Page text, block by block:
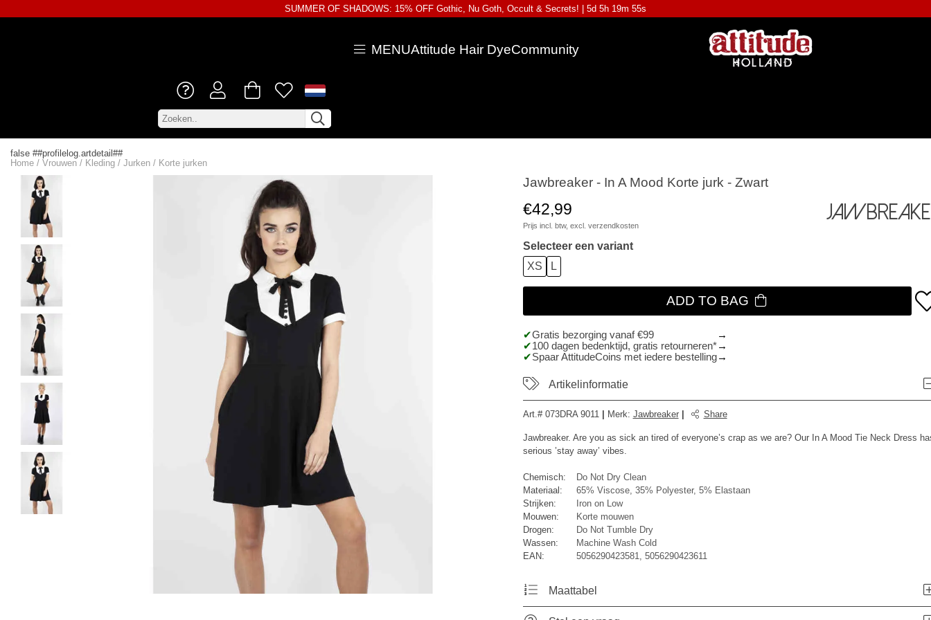
SUMMER OF SHADOWS: 15% OFF Gothic, Nu Goth, Occult & Secrets! | 5d 5h 19m 55s
MENUAttitude Hair DyeCommunity
false ##profilelog.artdetail##
Home / Vrouwen / Kleding / Jurken / Korte jurken
Jawbreaker - In A Mood Korte jurk - Zwart
€42,99
Prijs incl. btw, excl. verzendkosten
Selecteer een variant
XS
L
ADD TO BAG
Gratis bezorging vanaf €99
100 dagen bedenktijd, gratis retourneren*
Spaar AttitudeCoins met iedere bestelling
Artikelinformatie
Art.# 073DRA 9011 Merk: Jawbreaker Share
Jawbreaker. Are you as sick an tired of everyone’s crap as we are? Our In A Mood Tie Neck Dress
serious ’stay away’ vibes.
Chemisch:
Do Not Dry Clean
Materiaal:
65% Viscose, 35% Polyester, 5% Elastaan
Strijken:
Iron on Low
Mouwen:
Korte mouwen
Drogen:
Do Not Tumble Dry
Wassen:
Machine Wash Cold
EAN:
5056290423581, 5056290423611
Maattabel